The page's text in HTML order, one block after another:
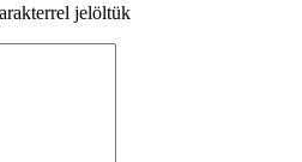
jelöltük